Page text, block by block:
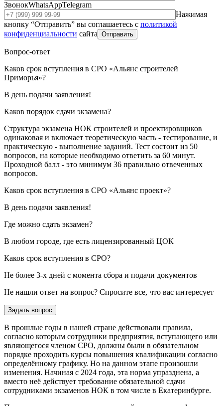
ЗвонокWhatsAppTelegram
Нажимая
кнопку “Отправить” вы соглашаетесь с политикой
конфиденциальности сайта Отправить
Вопрос-ответ
Каков срок вступления в СРО «Альянс строителей
Приморья»?
В день подачи заявления!
Каков порядок сдачи экзамена?
Структура экзамена НОК строителей и проектировщиков
одинаковая и включает теоретическую часть - тестирование, и
практическую - выполнение заданий. Тест состоит из 50
вопросов, на которые необходимо ответить за 60 минут.
Проходной балл - это минимум 36 правильно отвеченных
вопросов.
Каков срок вступления в СРО «Альянс проект»?
В день подачи заявления!
Где можно сдать экзамен?
В любом городе, где есть лицензированный ЦОК
Каков срок вступления в СРО?
Не более 3-х дней с момента сбора и подачи документов
Не нашли ответ на вопрос? Спросите все, что вас интересует
Задать вопрос
В прошлые годы в нашей стране действовали правила,
согласно которым сотрудники предприятия, вступающего или
являющегося членом СРО, должны были в обязательном
порядке проходить курсы повышения квалификации согласно
определённому графику. Но на данном этапе произошли
изменения. Начиная с 2024 года, эта норма упразднена, а
вместо неё действует требование обязательной сдачи
сотрудниками экзаменов НОК в том числе в Екатеринбурге.